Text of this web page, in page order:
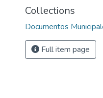
Collections
Documentos
Full item page